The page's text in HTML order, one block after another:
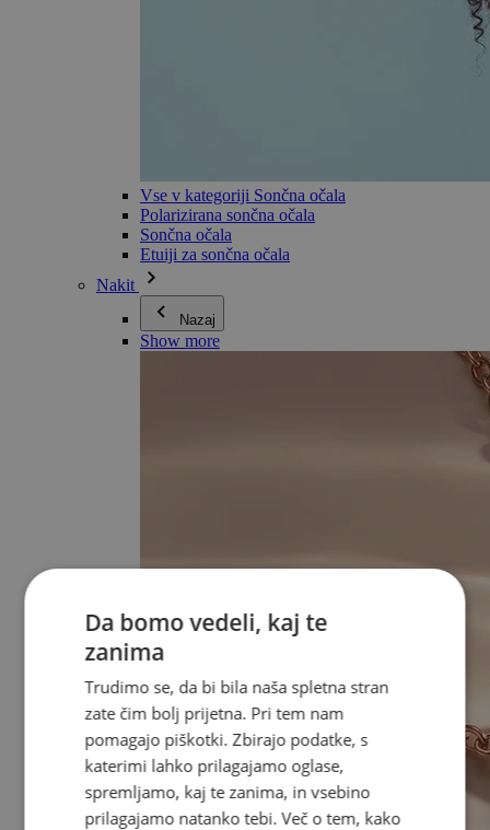
Vse v kategoriji Sončna očala
Polarizirana sončna očala
Sončna očala
Etuiji za sončna očala
Nakit
Nazaj
Show more
Da bomo vedeli, kaj te
zanima
Trudimo se, da bi bila naša spletna stran
zate čim bolj prijetna. Pri tem nam
pomagajo piškotki. Zbirajo podatke, s
katerimi lahko prilagajamo oglase,
spremljamo, kaj te zanima, in vsebino
prilagajamo natanko tebi. Več o tem, kako